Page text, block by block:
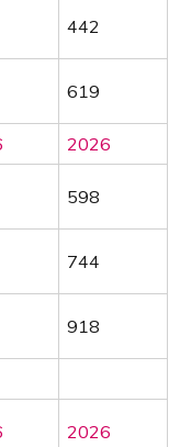
442
619
2026
598
744
918